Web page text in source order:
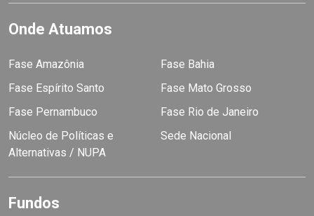
Onde Atuamos
Fase Amazônia
Fase Bahia
Fase Espírito Santo
Fase Mato Grosso
Fase Pernambuco
Fase Rio de Janeiro
Núcleo de Políticas e
Alternativas / NUPA
Sede Nacional
Fundos